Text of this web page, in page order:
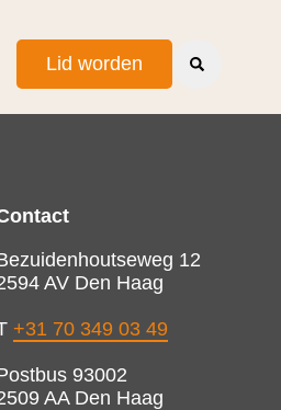
Lid worden
12
AV Den Haag
+31 70 349 03 49
93002
AA Den Haag